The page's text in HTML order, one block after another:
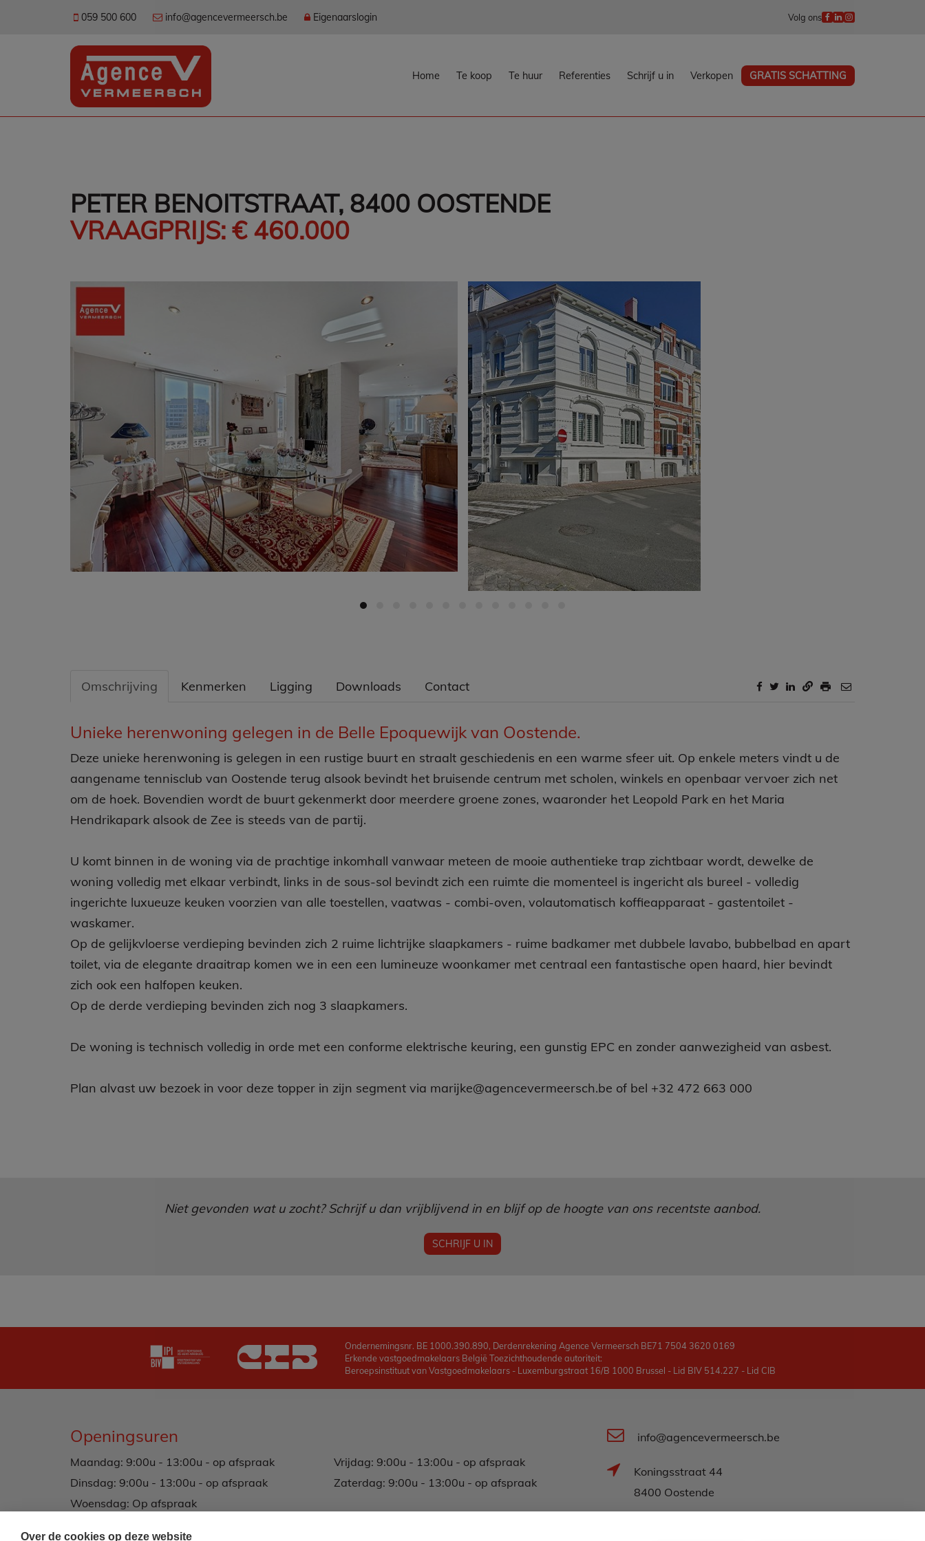
059 500 600 info@agencevermeersch.be Eigenaarslogin Volg ons
Home Te koop Te huur Referenties Schrijf u in Verkopen GRATIS SCHATTING
PETER BENOITSTRAAT, 8400 OOSTENDE
VRAAGPRIJS: € 460.000
Omschrijving Kenmerken Ligging Downloads Contact
Omschrijving
Unieke herenwoning gelegen in de Belle Epoquewijk van Oostende.
Deze unieke herenwoning is gelegen in een rustige buurt en straalt geschiedenis en een warme sfeer uit. Op enkele meters vindt u de
aangename tennisclub van Oostende terug alsook bevindt het bruisende centrum met scholen, winkels en openbaar vervoer zich net
om de hoek. Bovendien wordt de buurt gekenmerkt door meerdere groene zones, waaronder het Leopold Park en het Maria
Hendrikapark alsook de Zee is steeds van de partij.
U komt binnen in de woning via de prachtige inkomhall vanwaar meteen de mooie authentieke trap zichtbaar wordt, dewelke de
woning volledig met elkaar verbindt, links in de sous-sol bevindt zich een ruimte die momenteel is ingericht als bureel - volledig
ingerichte luxueuze keuken voorzien van alle toestellen, vaatwas - combi-oven, volautomatisch koffieapparaat - gastentoilet -
waskamer.
Op de gelijkvloerse verdieping bevinden zich 2 ruime lichtrijke slaapkamers - ruime badkamer met dubbele lavabo, bubbelbad en apart
toilet, via de elegante draaitrap komen we in een een lumineuze woonkamer met centraal een fantastische open haard, hier bevindt
zich ook een halfopen keuken.
Op de derde verdieping bevinden zich nog 3 slaapkamers.
De woning is technisch volledig in orde met een conforme elektrische keuring, een gunstig EPC en zonder aanwezigheid van asbest.
Plan alvast uw bezoek in voor deze topper in zijn segment via marijke@agencevermeersch.be of bel +32 472 663 000
Niet gevonden wat u zocht? Schrijf u dan vrijblijvend in en blijf op de hoogte van ons recentste aanbod.
SCHRIJF U IN
Ondernemingsnr. BE 1000.390.890, Derdenrekening Agence Vermeersch BE71 7504 3620 0169
Erkende vastgoedmakelaars België Toezichthoudende autoriteit:
Beroepsinstituut van Vastgoedmakelaars - Luxemburgstraat 16/B 1000 Brussel - Lid BIV 514.227 - Lid CIB
Openingsuren
Maandag: 9:00u - 13:00u - op afspraak
Dinsdag: 9:00u - 13:00u - op afspraak
Woensdag: Op afspraak
Vrijdag: 9:00u - 13:00u - op afspraak
Zaterdag: 9:00u - 13:00u - op afspraak
info@agencevermeersch.be
Koningsstraat 44
8400 Oostende
Over de cookies op deze website